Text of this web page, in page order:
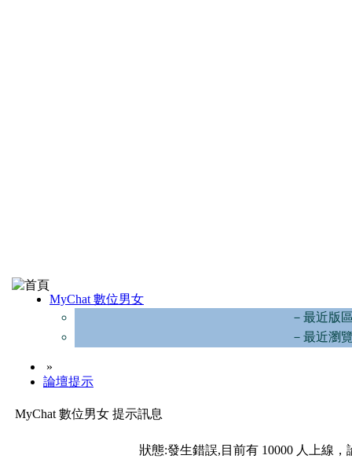
MyChat 數位男女
－最近版
－最近瀏
»
論壇提示
MyChat 數位男女 提示訊息
狀態:發生錯誤,目前有 10000 人上線